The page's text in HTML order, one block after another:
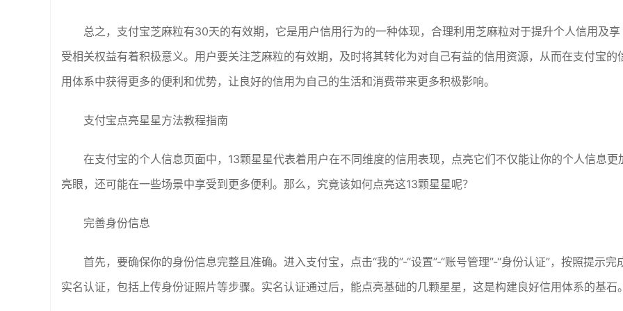
总之，支付宝芝麻粒有30天的有效期，它是用户信用行为的一种体现，合理利用芝麻粒对于提升个人信用及享
受相关权益有着积极意义。用户要关注芝麻粒的有效期，及时将其转化为对自己有益的信用资源，从而在支付宝的
用体系中获得更多的便利和优势，让良好的信用为自己的生活和消费带来更多积极影响。
支付宝点亮星星方法教程指南
在支付宝的个人信息页面中，13颗星星代表着用户在不同维度的信用表现，点亮它们不仅能让你的个人信息更
亮眼，还可能在一些场景中享受到更多便利。那么，究竟该如何点亮这13颗星星呢？
完善身份信息
首先，要确保你的身份信息完整且准确。进入支付宝，点击“我的”-“设置”-“账号管理”-“身份认证”，按照提示完
实名认证，包括上传身份证照片等步骤。实名认证通过后，能点亮基础的几颗星星，这是构建良好信用体系的基石。